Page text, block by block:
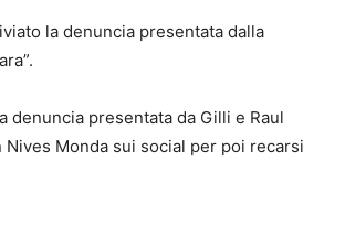
la denuncia presentata dalla
denuncia presentata da Gilli e Raul
Monda sui social per poi recarsi